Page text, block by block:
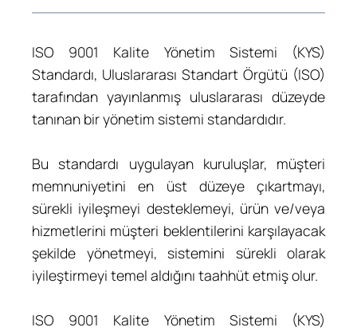
ISO 9001 Kalite Yönetim Sistemi (KYS)
Standardı, Uluslararası Standart Örgütü (ISO)
tarafından yayınlanmış uluslararası düzeyde
tanınan bir yönetim sistemi standardıdır.
Bu standardı uygulayan kuruluşlar, müşteri
memnuniyetini en üst düzeye çıkartmayı,
sürekli iyileşmeyi desteklemeyi, ürün ve/veya
hizmetlerini müşteri beklentilerini karşılayacak
şekilde yönetmeyi, sistemini sürekli olarak
iyileştirmeyi temel aldığını taahhüt etmiş olur.
ISO 9001 Kalite Yönetim Sistemi (KYS)